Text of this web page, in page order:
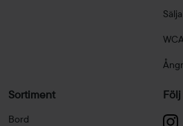
Sortiment
Bord
Följ